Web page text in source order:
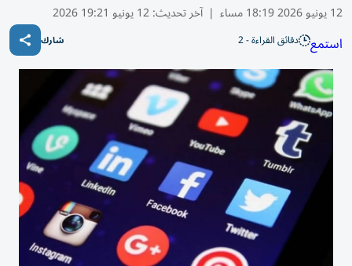
12 يونيو 2026 18:19 مساء | آخر تحديث:12 يونيو 19:21 2026
استمع دقائق القراءة - 2 شارك